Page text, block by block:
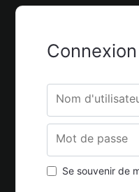
Connexion
Mot de passe
Se souvenir de